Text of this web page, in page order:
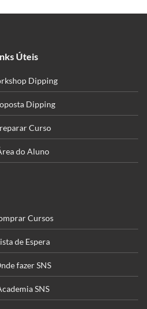
Úteis
Dipping
Dipping
Curso
do Aluno
Cursos
de Espera
fazer SNS
SNS